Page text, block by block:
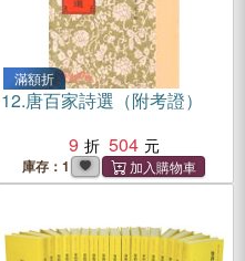
滿額折
12.唐百家詩選（附考證）
9
504
庫存：1